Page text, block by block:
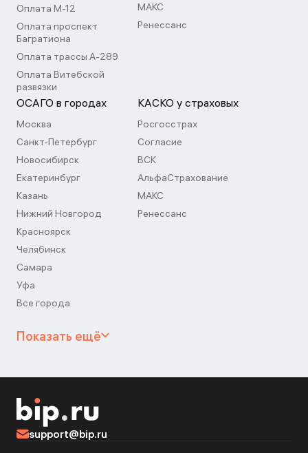
Оплата М-12
Оплата проспект
Багратиона
Оплата трассы А-289
Оплата Витебской
развязки
МАКС
Ренессанс
ОСАГО в городах
Москва
Санкт-Петербург
Новосибирск
Екатеринбург
Казань
Нижний Новгород
Красноярск
Челябинск
Самара
Уфа
Все города
КАСКО у страховых
Росгосстрах
Согласие
ВСК
АльфаСтрахование
МАКС
Ренессанс
Показать ещё
support@bip.ru